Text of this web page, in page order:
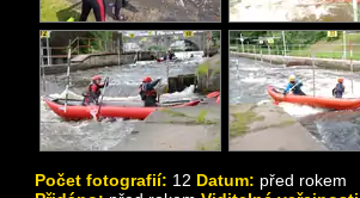
Počet fotografií: 12 Datum: před rokem